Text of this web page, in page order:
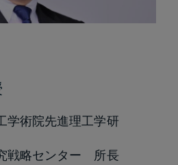
学術院先進理工学研
戦略センター 所長